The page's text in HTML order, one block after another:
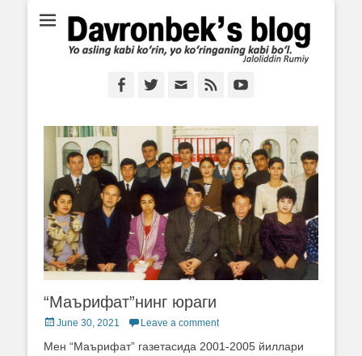
Davronbek's blog
Ё аслинг каби кўрин, ё кўринганинг каби бўл. Ж.Румий
Facebook
Twitter Email Feed
“Маърифат”нинг юраги
Posted
June 30, 2021 Leave a comment
Мен “Маърифат” газетасида 2001-2005 йиллари